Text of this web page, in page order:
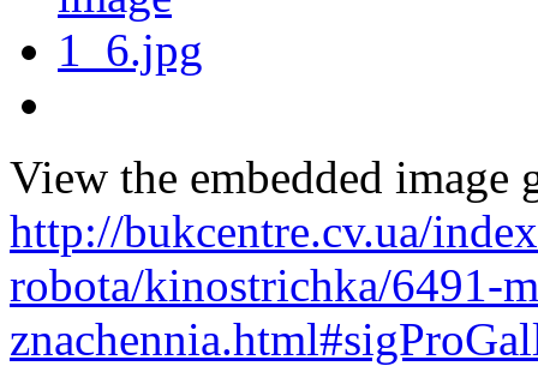
View the embedded image
http://bukcentre.cv.ua/
robota/kinostrichka/6491-